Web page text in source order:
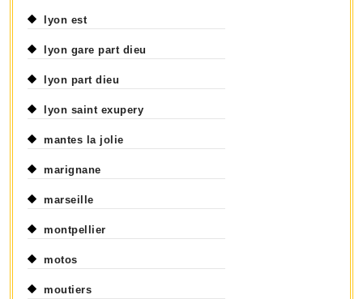
lyon est
lyon gare part dieu
lyon part dieu
lyon saint exupery
mantes la jolie
marignane
marseille
montpellier
motos
moutiers